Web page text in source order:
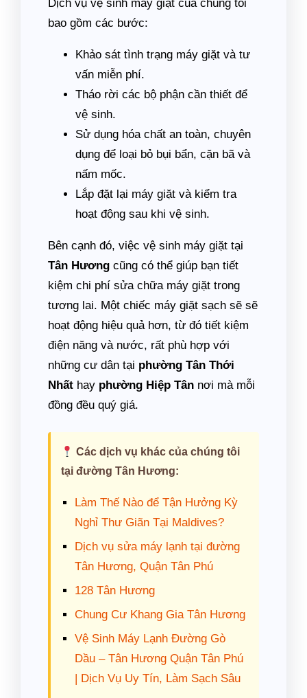
Dịch vụ vệ sinh máy giặt của chúng tôi
bao gồm các bước:
Khảo sát tình trạng máy giặt và tư
vấn miễn phí.
Tháo rời các bộ phận cần thiết để
vệ sinh.
Sử dụng hóa chất an toàn, chuyên
dụng để loại bỏ bụi bẩn, cặn bã và
nấm mốc.
Lắp đặt lại máy giặt và kiểm tra
hoạt động sau khi vệ sinh.
Bên cạnh đó, việc vệ sinh máy giặt tại
Tân Hương cũng có thể giúp bạn tiết
kiệm chi phí sửa chữa máy giặt trong
tương lai. Một chiếc máy giặt sạch sẽ sẽ
hoạt động hiệu quả hơn, từ đó tiết kiệm
điện năng và nước, rất phù hợp với
những cư dân tại phường Tân Thới
Nhất hay phường Hiệp Tân nơi mà mỗi
đồng đều quý giá.
Các dịch vụ khác của chúng tôi
tại đường Tân Hương:
Làm Thế Nào để Tận Hưởng Kỳ
Nghỉ Thư Giãn Tại Maldives?
Dịch vụ sửa máy lạnh tại đường
Tân Hương, Quận Tân Phú
128 Tân Hương
Chung Cư Khang Gia Tân Hương
Vệ Sinh Máy Lạnh Đường Gò
Dầu – Tân Hương Quận Tân Phú
| Dịch Vụ Uy Tín, Làm Sạch Sâu